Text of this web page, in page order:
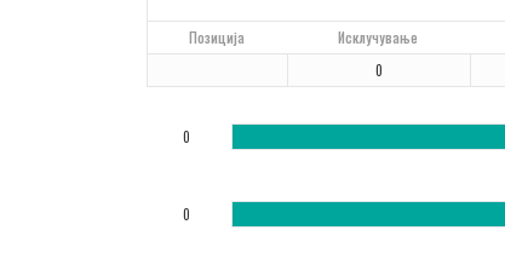
Позиција Исклучување
0
0
0